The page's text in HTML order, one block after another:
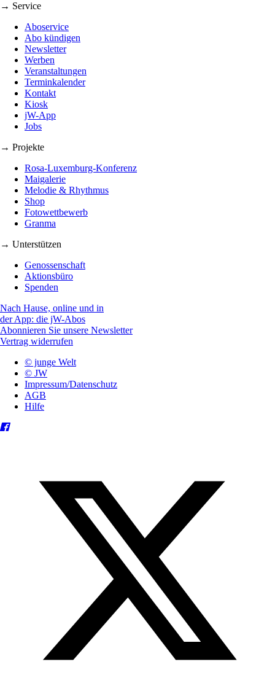
→ Service
Aboservice
Abo kündigen
Newsletter
Werben
Veranstaltungen
Terminkalender
Kontakt
Kiosk
jW-App
Jobs
→ Projekte
Rosa-Luxemburg-Konferenz
Maigalerie
Melodie & Rhythmus
Shop
Fotowettbewerb
Granma
→ Unterstützen
Genossenschaft
Aktionsbüro
Spenden
Nach Hause, online und in
der App: die jW-Abos
Abonnieren Sie unsere Newsletter
Vertrag widerrufen
© junge Welt
© JW
Impressum/Datenschutz
AGB
Hilfe